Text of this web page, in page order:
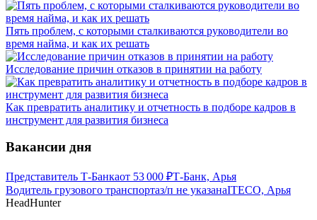
Пять проблем, с которыми сталкиваются руководители во
время найма, и как их решать
Исследование причин отказов в принятии на работу
Как превратить аналитику и отчетность в подборе кадров в
инструмент для развития бизнеса
Вакансии дня
Представитель Т-Банкаот 53 000 ₽Т-Банк, Арья
Водитель грузового транспортаз/п не указанаITECO, Арья
HeadHunter